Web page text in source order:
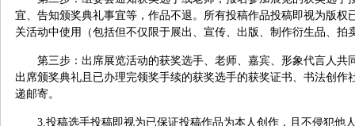
宜、告知颁奖典礼事宜等，作品不退。所有投稿作品投稿即视为版权
关活动中使用（包括但不仅限于展出、宣传、出版、制作衍生品、拍
第三步：出席展览活动的获奖选手、老师、嘉宾、形象代言人共
出席颁奖典礼且已办理完领奖手续的获奖选手的获奖证书、书法创作
递邮寄。
3.投稿选手投稿即视为已保证投稿作品为本人创作，且不侵犯他